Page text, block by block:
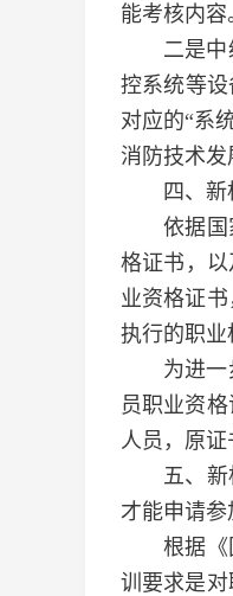
能考核内容
二是中级
控系统等
对应的“系
消防技术发
四、新标
依据国家
格证书，
业资格证
执行的职业
为进一步
员职业资
人员，原
五、新标
才能申请参
根据《国
训要求是